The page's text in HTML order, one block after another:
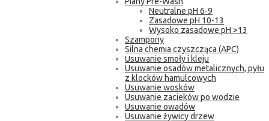
Neutralne pH 6-9
Zasadowe pH 10-13
Wysoko zasadowe pH >13
Szampony
Silna chemia czyszcząca (APC)
Usuwanie smoły i kleju
Usuwanie osadów metalicznych, pyłu
z klocków hamulcowych
Usuwanie wosków
Usuwanie zacieków po wodzie
Usuwanie owadów
Usuwanie żywicy drzew